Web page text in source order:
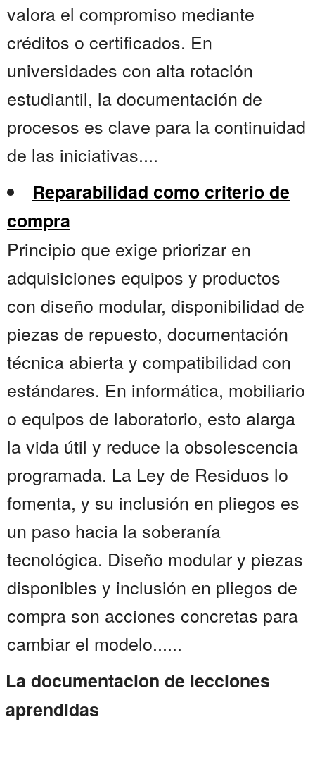
valora el compromiso mediante
créditos o certificados. En
universidades con alta rotación
estudiantil, la documentación de
procesos es clave para la continuidad
de las iniciativas....
Reparabilidad como criterio de
compra
Principio que exige priorizar en
adquisiciones equipos y productos
con diseño modular, disponibilidad de
piezas de repuesto, documentación
técnica abierta y compatibilidad con
estándares. En informática, mobiliario
o equipos de laboratorio, esto alarga
la vida útil y reduce la obsolescencia
programada. La Ley de Residuos lo
fomenta, y su inclusión en pliegos es
un paso hacia la soberanía
tecnológica. Diseño modular y piezas
disponibles y inclusión en pliegos de
compra son acciones concretas para
cambiar el modelo......
La documentacion de lecciones
aprendidas